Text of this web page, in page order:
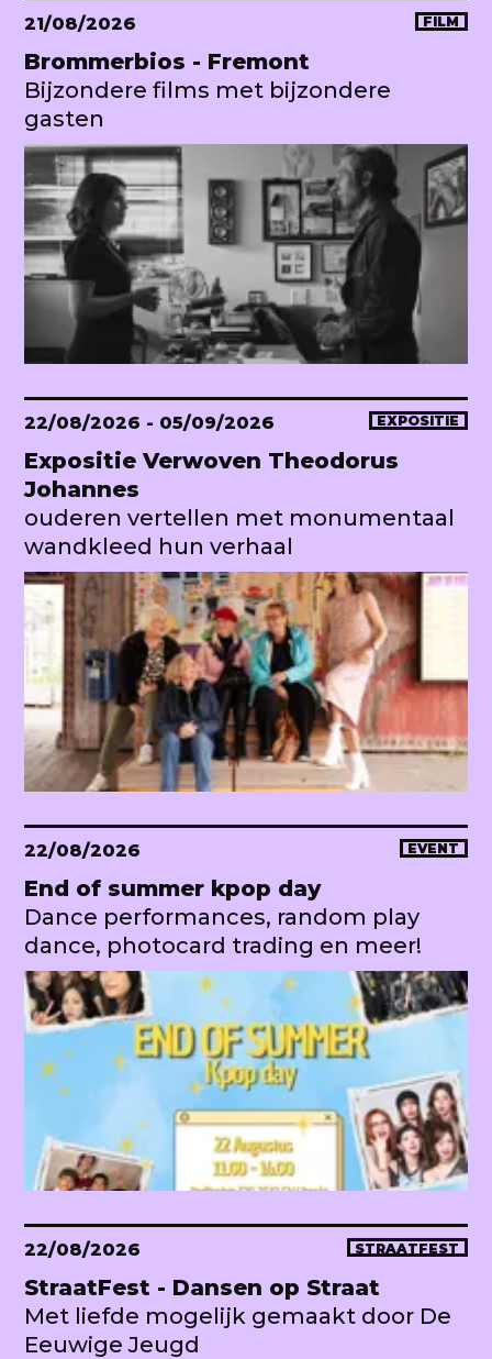
21/08/2026 FILM
Brommerbios - Fremont
Bijzondere films met bijzondere
gasten
22/08/2026 - 05/09/2026 EXPOSITIE
Expositie Verwoven Theodorus
Johannes
ouderen vertellen met monumentaal
wandkleed hun verhaal
22/08/2026 EVENT
End of summer kpop day
Dance performances, random play
dance, photocard trading en meer!
22/08/2026 STRAATFEST
StraatFest - Dansen op Straat
Met liefde mogelijk gemaakt door De
Eeuwige Jeugd